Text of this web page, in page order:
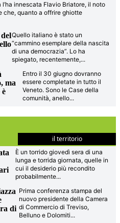
l’ha innescata Flavio Briatore, il noto
che, quanto a offrire ghiotte
Quello italiano è stato un
“cammino esemplare della nascita
di una democrazia”. Lo ha
spiegato, recentemente,...
ma
Entro il 30 giugno dovranno
essere completate in tutto il
Veneto. Sono le Case della
comunità, anello...
il territorio
È un torrido giovedì sera di una
lunga e torrida giornata, quelle in
cui il desiderio più recondito
probabilmente...
di
Prima conferenza stampa del
nuovo presidente della Camera
di Commercio di Treviso,
Belluno e Dolomiti...